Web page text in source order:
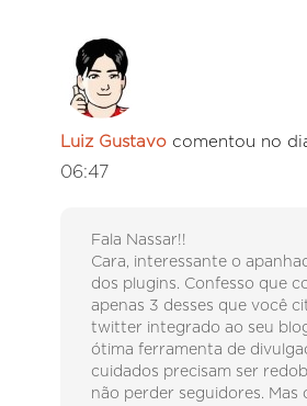
Luiz Gustavo comentou no
06:47
Fala Nassar!!
Cara, interessante o
dos plugins. Confesso que
apenas 3 desses que você
twitter integrado ao seu
ótima ferramenta de
cuidados precisam ser
não perder seguidores. Mas